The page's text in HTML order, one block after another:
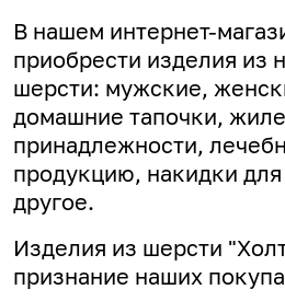
В нашем интернет-
приобрести изделия из
шерсти: мужские,
домашние тапочки,
принадлежности,
продукцию, накидки для
другое.
Изделия из шерсти
признание наших